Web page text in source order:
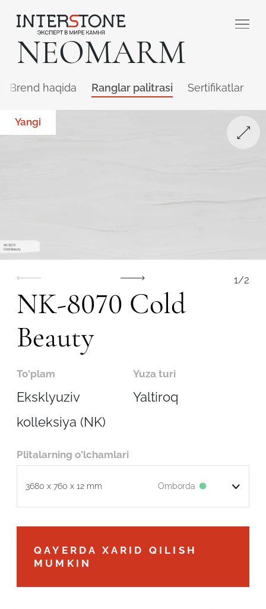
NEOMARM
Brend haqida Ranglar palitrasi Sertifikatlar
Yangi
1/2
NK-8070 Cold
Beauty
To'plam
Eksklyuziv
kolleksiya (NK)
Yuza turi
Yaltiroq
Plitalarning o'lchamlari
3680 x 760 x 12 mm Omborda
QAYERDA XARID QILISH
MUMKIN
Robot emasligingizni tasdiqlang
ARIZANI YUBORISH
Robot emasligingizni tasdiqlang